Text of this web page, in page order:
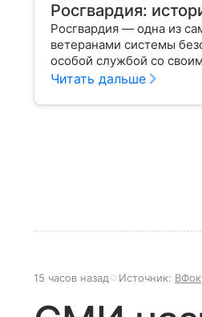
Росгвардия:
Росгвардия — одна из
ветеранами системы
особой службой со
Читать дальше
15 часов назад Источник: